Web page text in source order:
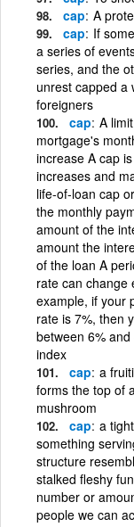
cap A
cap If
a series of
series, and the
unrest capped a
foreigners
cap A
mortgage's
increase A cap
increases and
life-of-loan cap
the monthly
amount of the
amount the
of the loan A
rate can change
example, if your
rate is 7%, then
between 6%
index
cap a
forms the top of
mushroom
cap a
something
structure
stalked fleshy
number or
people we can